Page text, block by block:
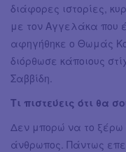
διάφορες ιστορίες,
με τον Αγγελάκα που
αφηγήθηκε ο Θωμάς
διόρθωσε κάποιους
Σαββίδη.
Τι πιστεύεις ότι θα
Δεν μπορώ να το ξέρω
άνθρωπος. Πάντως